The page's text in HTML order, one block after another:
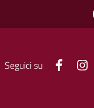
Seguici su Facebook